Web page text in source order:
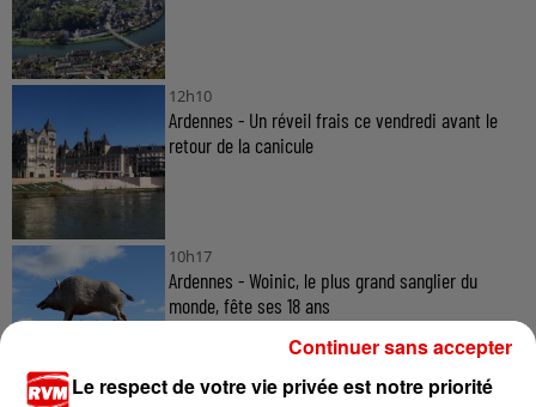
12h10
Ardennes - Un réveil frais ce vendredi avant le
retour de la canicule
10h17
Ardennes - Woinic, le plus grand sanglier du
monde, fête ses 18 ans
Le respect de votre vie privée est notre priorité
Continuer sans accepter